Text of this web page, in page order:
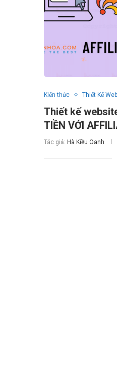
Kiến thức Thiết Kế
Thiết kế
TIỀN VỚI
Tác giả: Hà Kiều Oanh